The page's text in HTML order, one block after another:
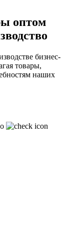
оптом
бизнес-
товары,
наших